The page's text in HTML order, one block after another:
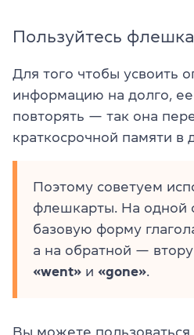
Пользуйтесь
Для того чтобы усвоить
информацию на долго,
повторять — так она
краткосрочной памяти в
Поэтому советуем
флешкарты. На одной
базовую форму
а на обратной —
«went» и «gone».
Вы можете пользоваться